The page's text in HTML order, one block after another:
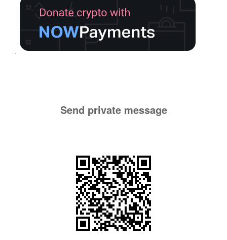
Send private message